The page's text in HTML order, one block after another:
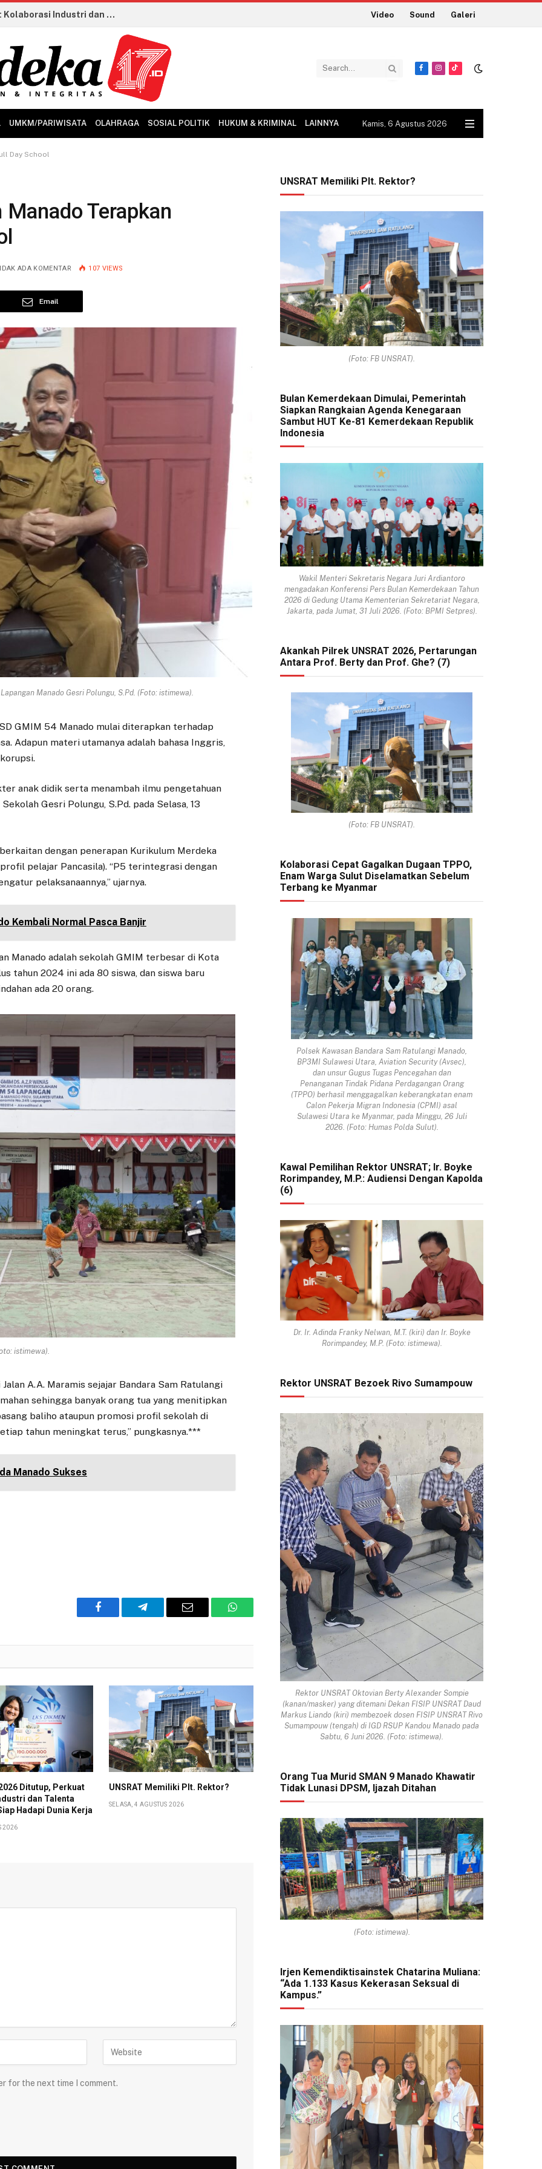
LKS Dikmen 2026 Ditutup, Perkuat Kolaborasi Industri dan Talenta Vokasi Kian Siap Hadapi Dunia Kerja Video Sound Galeri
Facebook
Instagram
TikTok
UMKM/PARIWISATA OLAHRAGA SOSIAL POLITIK HUKUM & KRIMINAL LAINNYA Kamis, 6 Agustus 2026
Day School
Terapkan
ADA KOMENTAR 107 VIEWS
Email
Manado Gesri Polungu, S.Pd. (Foto: istimewa).
GMIM 54 Manado mulai diterapkan terhadap
Adapun materi utamanya adalah bahasa Inggris,
anak didik serta menambah ilmu pengetahuan
Gesri Polungu, S.Pd. pada Selasa, 13
dengan penerapan Kurikulum Merdeka
pelajar Pancasila). “P5 terintegrasi dengan
pelaksanaannya,” ujarnya.
Kembali Normal Pasca Banjir
Manado adalah sekolah GMIM terbesar di Kota
tahun 2024 ini ada 80 siswa, dan siswa baru
ada 20 orang.
istimewa).
A.A. Maramis sejajar Bandara Sam Ratulangi
sehingga banyak orang tua yang menitipkan
baliho ataupun promosi profil sekolah di
tahun meningkat terus,” pungkasnya.***
Manado Sukses
Facebook Telegram Email WhatsApp
Ditutup, Perkuat
dan Talenta
Hadapi Dunia Kerja
2026
UNSRAT Memiliki Plt. Rektor?
SELASA, 4 AGUSTUS 2026
for the next time I comment.
UNSRAT Memiliki Plt. Rektor?
(Foto: FB UNSRAT).
Bulan Kemerdekaan Dimulai, Pemerintah
Siapkan Rangkaian Agenda Kenegaraan
Sambut HUT Ke-81 Kemerdekaan Republik
Indonesia
Wakil Menteri Sekretaris Negara Juri Ardiantoro
mengadakan Konferensi Pers Bulan Kemerdekaan Tahun
2026 di Gedung Utama Kementerian Sekretariat Negara,
Jakarta, pada Jumat, 31 Juli 2026. (Foto: BPMI Setpres).
Akankah Pilrek UNSRAT 2026, Pertarungan
Antara Prof. Berty dan Prof. Ghe? (7)
(Foto: FB UNSRAT).
Kolaborasi Cepat Gagalkan Dugaan TPPO,
Enam Warga Sulut Diselamatkan Sebelum
Terbang ke Myanmar
Polsek Kawasan Bandara Sam Ratulangi Manado,
BP3MI Sulawesi Utara, Aviation Security (Avsec),
dan unsur Gugus Tugas Pencegahan dan
Penanganan Tindak Pidana Perdagangan Orang
(TPPO) berhasil menggagalkan keberangkatan enam
Calon Pekerja Migran Indonesia (CPMI) asal
Sulawesi Utara ke Myanmar, pada Minggu, 26 Juli
2026. (Foto: Humas Polda Sulut).
Kawal Pemilihan Rektor UNSRAT; Ir. Boyke
Rorimpandey, M.P.: Audiensi Dengan Kapolda
(6)
Dr. Ir. Adinda Franky Nelwan, M.T. (kiri) dan Ir. Boyke
Rorimpandey, M.P. (Foto: istimewa).
Rektor UNSRAT Bezoek Rivo Sumampouw
Rektor UNSRAT Oktovian Berty Alexander Sompie
(kanan/masker) yang ditemani Dekan FISIP UNSRAT Daud
Markus Liando (kiri) membezoek dosen FISIP UNSRAT Rivo
Sumampouw (tengah) di IGD RSUP Kandou Manado pada
Sabtu, 6 Juni 2026. (Foto: istimewa).
Orang Tua Murid SMAN 9 Manado Khawatir
Tidak Lunasi DPSM, Ijazah Ditahan
(Foto: istimewa).
Irjen Kemendiktisainstek Chatarina Muliana:
“Ada 1.133 Kasus Kekerasan Seksual di
Kampus.”